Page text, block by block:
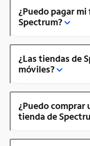
¿Puedo pagar
Spectrum?
¿Las tiendas de
móviles?
¿Puedo
tienda de